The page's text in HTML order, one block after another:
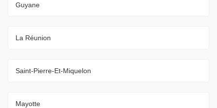
Guyane
La Réunion
Saint-Pierre-Et-Miquelon
Mayotte